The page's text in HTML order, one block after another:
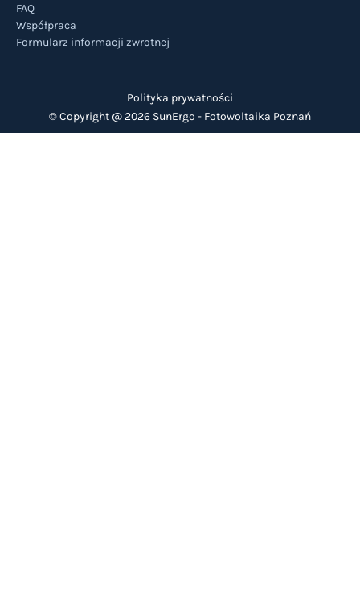
FAQ
Współpraca
Formularz informacji zwrotnej
Polityka prywatności
© Copyright @ 2026 SunErgo - Fotowoltaika Poznań